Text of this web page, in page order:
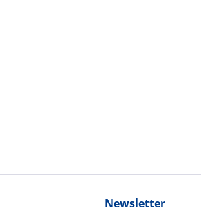
Newsletter